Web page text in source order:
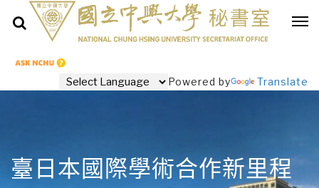
Powered by Translate
臺日本國際學術合作新里程